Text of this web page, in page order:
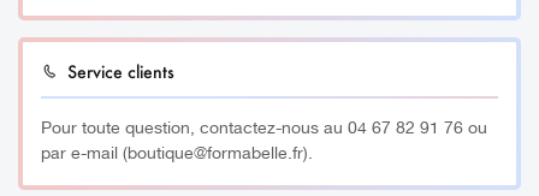
Service clients
Pour toute question, contactez-nous au 04 67 82 91 76 ou
par e-mail (boutique@formabelle.fr).